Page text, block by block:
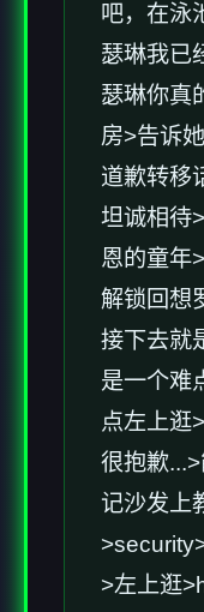
吧，在泳
瑟琳我已
瑟琳你真
房>告诉
道歉转移
坦诚相待
恩的童年
解锁回想
接下去就
是一个难
点左上逛
很抱歉
记沙发上
>左上逛